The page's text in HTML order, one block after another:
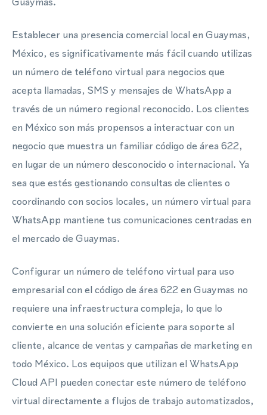
Establecer una presencia comercial local en Guaymas,
México, es significativamente más fácil cuando utilizas
un número de teléfono virtual para negocios que
acepta llamadas, SMS y mensajes de WhatsApp a
través de un número regional reconocido. Los clientes
en México son más propensos a interactuar con un
negocio que muestra un familiar código de área 622,
en lugar de un número desconocido o internacional. Ya
sea que estés gestionando consultas de clientes o
coordinando con socios locales, un número virtual para
WhatsApp mantiene tus comunicaciones centradas en
el mercado de Guaymas.
Configurar un número de teléfono virtual para uso
empresarial con el código de área 622 en Guaymas no
requiere una infraestructura compleja, lo que lo
convierte en una solución eficiente para soporte al
cliente, alcance de ventas y campañas de marketing en
todo México. Los equipos que utilizan el WhatsApp
Cloud API pueden conectar este número de teléfono
virtual directamente a flujos de trabajo automatizados,